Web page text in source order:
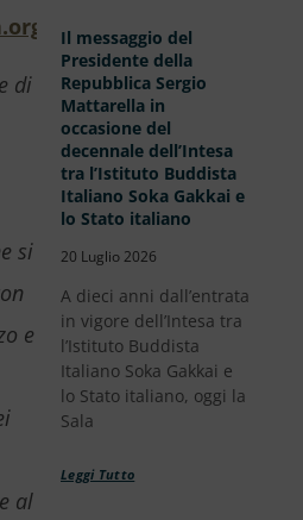
di
si
e
al
Il messaggio del
Presidente della
Repubblica Sergio
Mattarella in
occasione del
decennale dell’Intesa
tra l’Istituto Buddista
Italiano Soka Gakkai e
lo Stato italiano
20 Luglio 2026
A dieci anni dall’entrata
in vigore dell’Intesa tra
l’Istituto Buddista
Italiano Soka Gakkai e
lo Stato italiano, oggi la
Sala
Leggi Tutto